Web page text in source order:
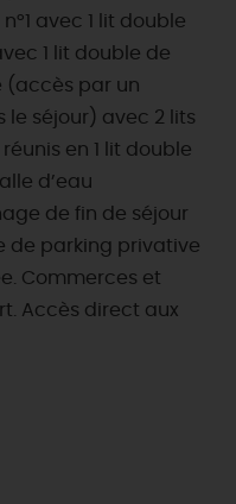
avec 1 lit double
1 lit double de
(accès par un
le séjour) avec 2 lits
en 1 lit double
d’eau
de fin de séjour
de parking privative
Commerces et
Accès direct aux